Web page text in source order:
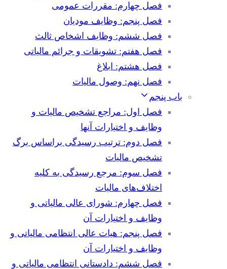
فصل چهارم: مقررات عمومی
فصل پنجم: وظایف مودیان
فصل ششم: وظایف اشخاص ثالث
فصل هفتم: تشویقات و جرائم مالیاتی
فصل هشتم: ابلاغ
فصل نهم: وصول مالیات
باب پنجم
فصل اول: مراجع تشخیص مالیات و
وظایف و اختیارات آنها
فصل دوم: ترتیب رسیدگی براساس برگ
تشخیص مالیات
فصل سوم: مرجع رسیدگی به کلیه
اختلاف‌های مالیات
فصل چهارم: شورای عالی مالیاتی و
وظایف و اختیارات آن
فصل پنجم: هیات عالی انتظامی مالیاتی و
وظایف و اختیارات آن
فصل ششم: دادستانی انتظامی مالیاتی و